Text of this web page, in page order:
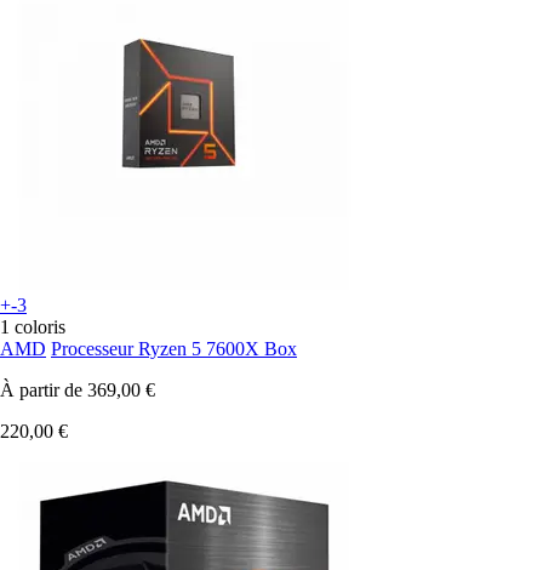
+-3
1 coloris
AMD Processeur Ryzen 5 7600X Box
À partir de 369,00 €
220,00 €